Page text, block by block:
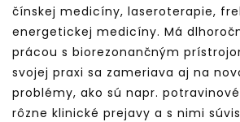
čínskej medicíny, laseroterapie,
energetickej medicíny. Má
prácou s biorezonančným
svojej praxi sa zameriava aj na
problémy, ako sú napr.
rôzne klinické prejavy a s nimi